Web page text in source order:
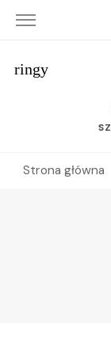
ringy
Strona główna